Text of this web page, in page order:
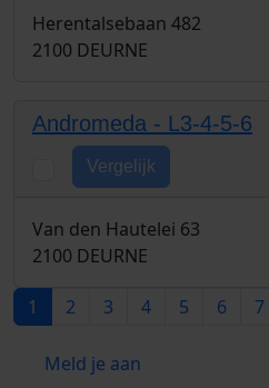
Herentalsebaan 482
2100 DEURNE
Andromeda - L3-4-5-6
Vergelijk
Van den Hautelei 63
2100 DEURNE
1 2 3 4 5 6 7
Meld je aan